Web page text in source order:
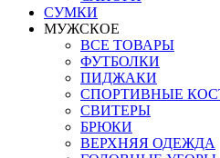
СУМКИ
МУЖСКОЕ
ВСЕ ТОВАРЫ
ФУТБОЛКИ
ПИДЖАКИ
СПОРТИВНЫЕ
СВИТЕРЫ
БРЮКИ
ВЕРХНЯЯ ОДЕЖДА